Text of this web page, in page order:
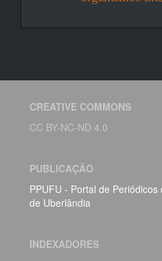
CREATIVE COMMONS
CC BY-NC-ND 4.0
PUBLICAÇÃO
PPUFU - Portal de
de Uberlândia
INDEXADORES